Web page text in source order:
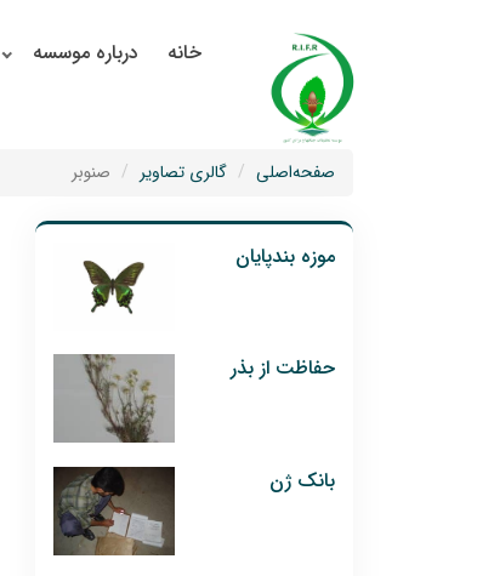
خانه درباره موسسه
صفحه‌اصلی گالری تصاویر صنوبر
موزه بندپایان
حفاظت از بذر
بانک ژن